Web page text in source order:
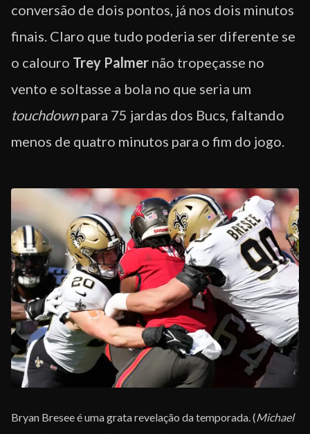
conversão de dois pontos, já nos dois minutos
finais. Claro que tudo poderia ser diferente se
o calouro Trey Palmer não tropeçasse no
vento e soltasse a bola no que seria um
touchdownpara 75 jardas dos Bucs, faltando
menos de quatro minutos para o fim do jogo.
Bryan Bresee é uma grata revelação da temporada. (Michael